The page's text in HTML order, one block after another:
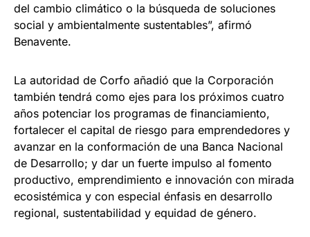
del cambio climático o la búsqueda de soluciones
social y ambientalmente sustentables”, afirmó
Benavente.
La autoridad de Corfo añadió que la Corporación
también tendrá como ejes para los próximos cuatro
años potenciar los programas de financiamiento,
fortalecer el capital de riesgo para emprendedores y
avanzar en la conformación de una Banca Nacional
de Desarrollo; y dar un fuerte impulso al fomento
productivo, emprendimiento e innovación con mirada
ecosistémica y con especial énfasis en desarrollo
regional, sustentabilidad y equidad de género.